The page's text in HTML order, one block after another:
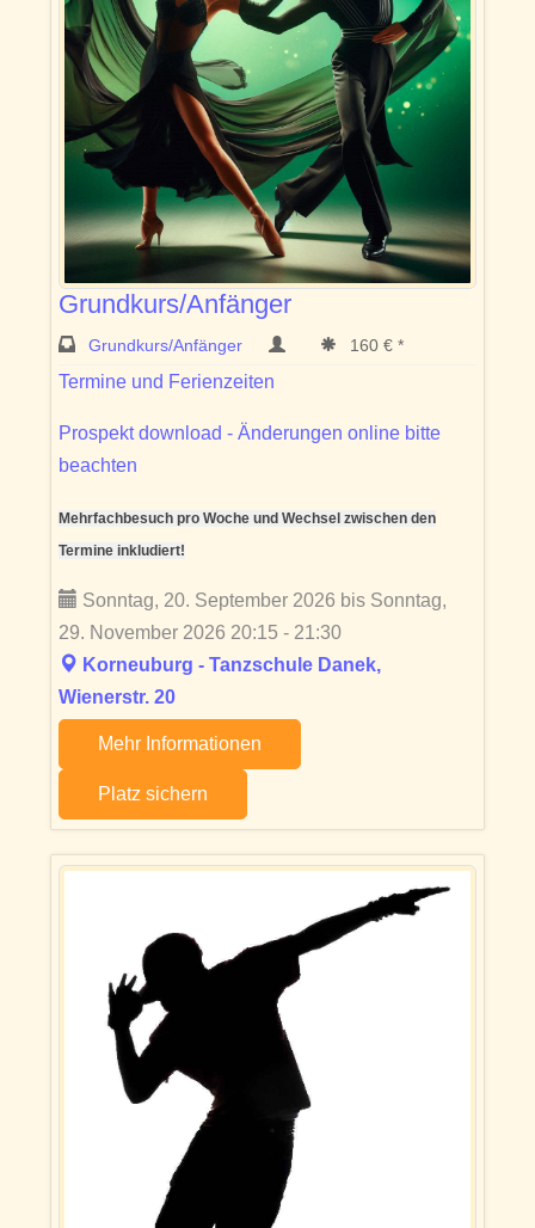
Grundkurs/Anfänger
Grundkurs/Anfänger 160 € *
Termine und Ferienzeiten
Prospekt download - Änderungen online bitte
beachten
Mehrfachbesuch pro Woche und Wechsel zwischen den
Termine inkludiert!
Sonntag, 20. September 2026 bis Sonntag,
29. November 2026 20:15 - 21:30
Korneuburg - Tanzschule Danek,
Wienerstr. 20
Mehr Informationen
Platz sichern